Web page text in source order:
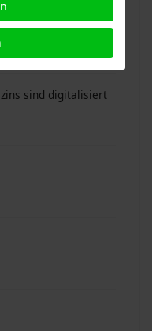
sind digitalisiert